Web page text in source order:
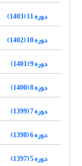
دوره 11 (1403)
دوره 10 (1402)
دوره 9 (1401)
دوره 8 (1400)
دوره 7 (1399)
دوره 6 (1398)
دوره 5 (1397)